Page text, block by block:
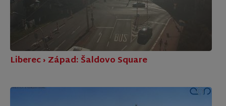
Liberec › Západ: Šaldovo Square